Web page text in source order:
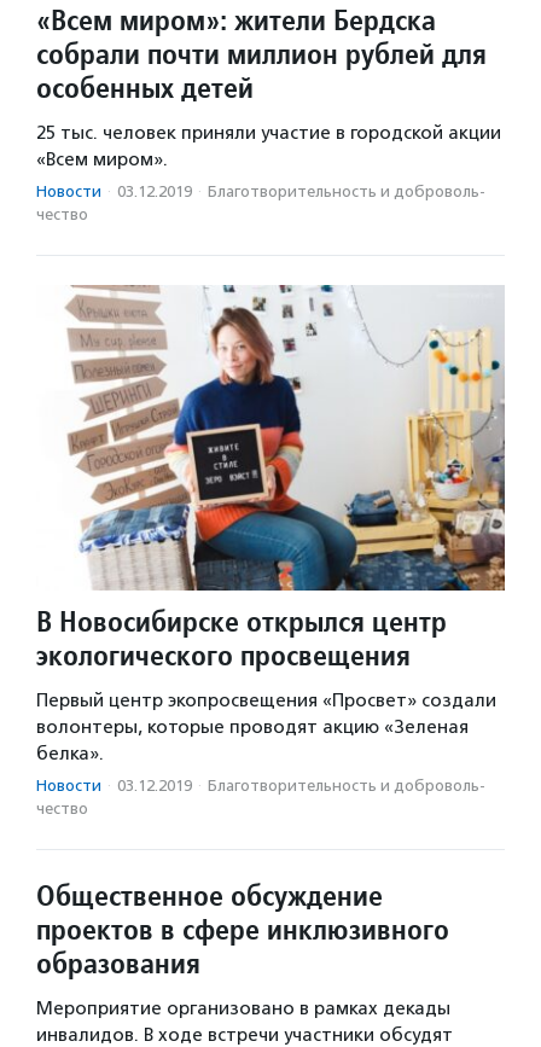
«Всем миром»: жители Бердска
собрали почти миллион рублей для
особенных детей
25 тыс. человек приняли участие в городской акции
«Всем миром».
Новости · 03.12.2019 · Благотвори­тель­ность и доброволь­
чест­во
В Новосибирске открылся центр
экологического просвещения
Первый центр экопросвещения «Просвет» создали
волонтеры, которые проводят акцию «Зеленая
белка».
Новости · 03.12.2019 · Благотвори­тель­ность и доброволь­
чест­во
Общественное обсуждение
проектов в сфере инклюзивного
образования
Мероприятие организовано в рамках декады
инвалидов. В ходе встречи участники обсудят